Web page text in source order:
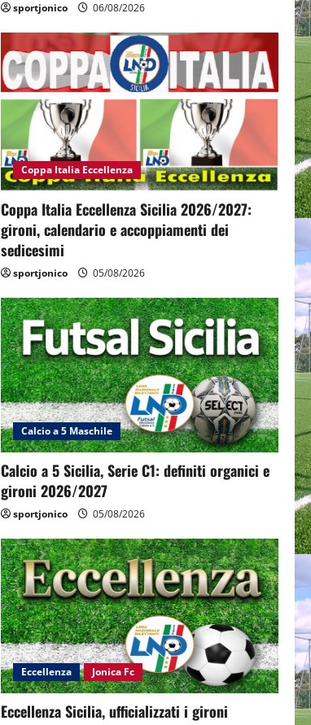
sportjonico 06/08/2026
Coppa Italia Eccellenza
Coppa Italia Eccellenza Sicilia 2026/2027:
gironi, calendario e accoppiamenti dei
sedicesimi
sportjonico 05/08/2026
Calcio a 5 Maschile
Calcio a 5 Sicilia, Serie C1: definiti organici e
gironi 2026/2027
sportjonico 05/08/2026
Eccellenza Jonica Fc
Eccellenza Sicilia, ufficializzati i gironi